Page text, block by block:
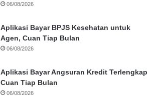
06/08/2026
Aplikasi Bayar BPJS Kesehatan untuk
Agen, Cuan Tiap Bulan
06/08/2026
Aplikasi Bayar Angsuran Kredit Terlengkap
Cuan Tiap Bulan
06/08/2026